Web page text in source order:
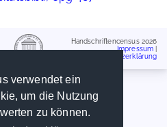
verwendet ein
um die Nutzung
zu können.
Handschriftencensus 2026
Impressum
Datenschutzerklärung